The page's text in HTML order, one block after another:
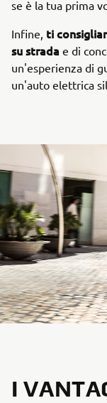
se è la tua prima
Infine, ti
su strada e di
un'esperienza di
un'auto elettrica
I